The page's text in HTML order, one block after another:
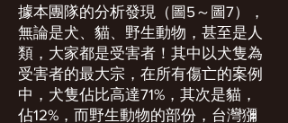
據本團隊的分析發現（圖5～圖7），
無論是犬、貓、野生動物，甚至是人
類，大家都是受害者！其中以犬隻為
受害者的最大宗，在所有傷亡的案例
中，犬隻佔比高達71%，其次是貓，
佔12%，而野生動物的部份，台灣獼